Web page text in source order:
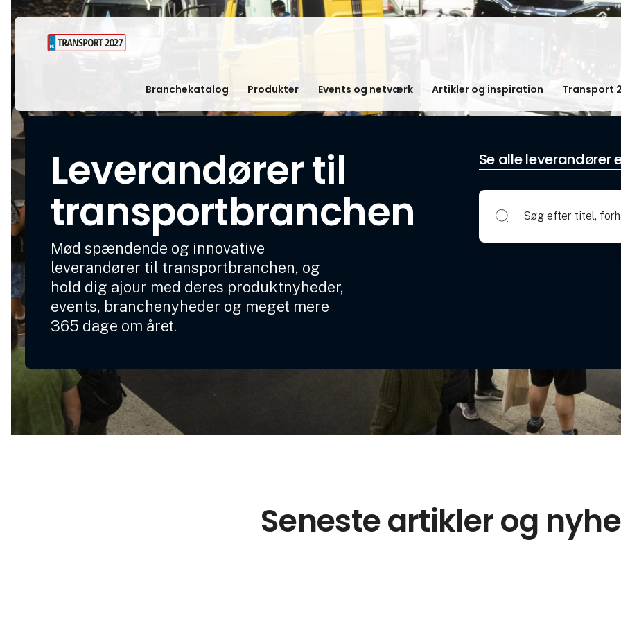
Branchekatalog Produkter Events og netværk Artikler og inspiration Transport
Leverandører til
transportbranchen
Mød spændende og innovative
leverandører til transportbranchen, og
hold dig ajour med deres produktnyheder,
events, branchenyheder og meget mere
365 dage om året.
Se alle leverandører
Seneste artikler og